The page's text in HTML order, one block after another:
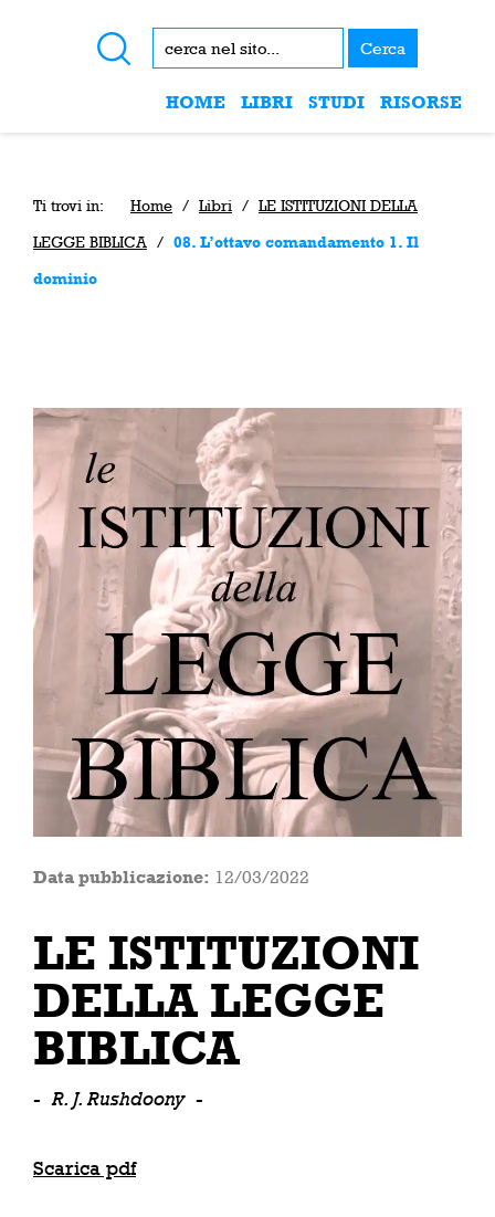
Cerca
HOME LIBRI STUDI RISORSE
Ti trovi in: Home / Libri / LE ISTITUZIONI DELLA
LEGGE BIBLICA / 08. L’ottavo comandamento 1. Il
dominio
Data pubblicazione: 12/03/2022
LE ISTITUZIONI
DELLA LEGGE
BIBLICA
- R. J. Rushdoony -
Scarica pdf